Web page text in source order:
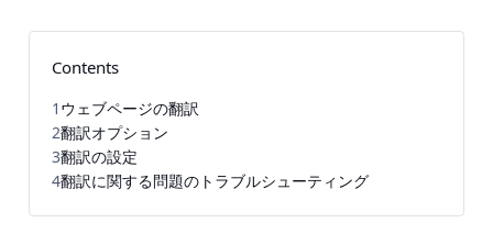
Contents
1 ウェブページの翻訳
2翻訳オプション
3翻訳の設定
4翻訳に関する問題のトラブルシューティング